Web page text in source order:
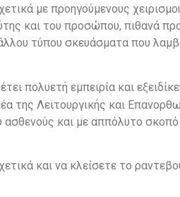
με προηγούμενους
και του προσώπου, πιθανά
τύπου σκευάσματα που
πολυετή εμπειρία και
της Λειτουργικής και
και με αππόλυτο
και να κλείσετε το